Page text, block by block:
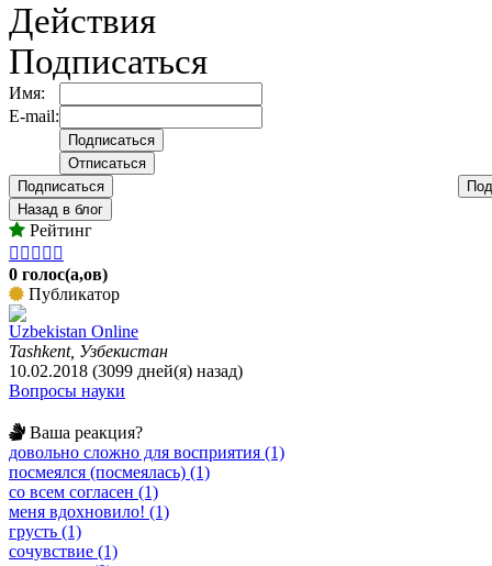
Действия
Подписаться
Имя:
E-mail:
Подписаться
Назад в блог
Рейтинг
    
0 голос(а,ов)
Публикатор
Uzbekistan Online
Tashkent, Узбекистан
10.02.2018 (3099 дней(я) назад)
Вопросы науки
Ваша реакция?
довольно сложно для восприятия (1)
посмеялся (посмеялась) (1)
со всем согласен (1)
меня вдохновило! (1)
грусть (1)
сочувствие (1)